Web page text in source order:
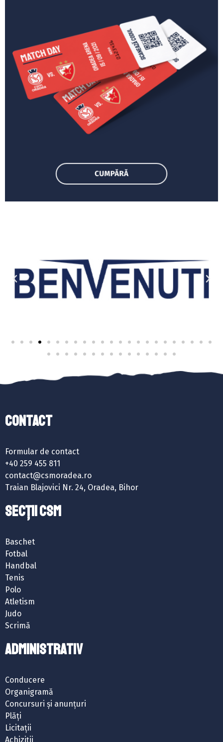
Contact
Formular de contact
+40 259 455 811
contact@csmoradea.ro
Traian Blajovici Nr. 24, Oradea, Bihor
SECȚII CSM
Baschet
Fotbal
Handbal
Tenis
Polo
Atletism
Judo
Scrimă
ADMINISTRATIV
Conducere
Organigramă
Concursuri și anunțuri
Plăți
Licitații
Achiziții